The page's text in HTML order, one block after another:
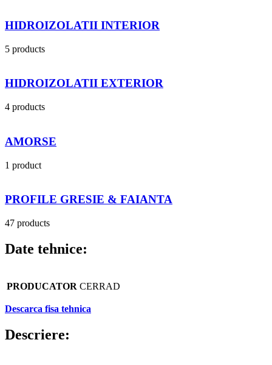
HIDROIZOLATII INTERIOR
5 products
HIDROIZOLATII EXTERIOR
4 products
AMORSE
1 product
PROFILE GRESIE & FAIANTA
47 products
Date tehnice:
PRODUCATOR CERRAD
Descarca fisa tehnica
Descriere: